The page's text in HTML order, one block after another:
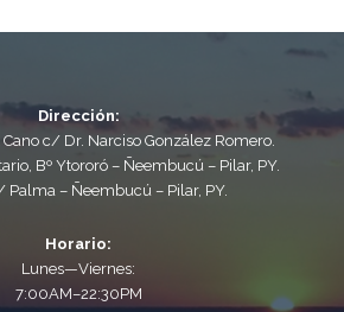
Dirección:
Cano c/ Dr. Narciso González Romero.
Bº Ytororó – Ñeembucú – Pilar, PY.
Palma – Ñeembucú – Pilar, PY.
Horario:
Lunes—Viernes:
7:00AM–22:30PM